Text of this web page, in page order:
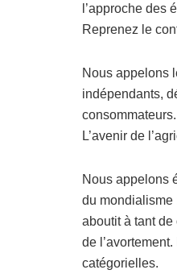
l’approche des
Reprenez le
Nous appelons
indépendants,
L’avenir de
Nous appelons
du mondialisme
aboutit à tant
de
catégorielles.